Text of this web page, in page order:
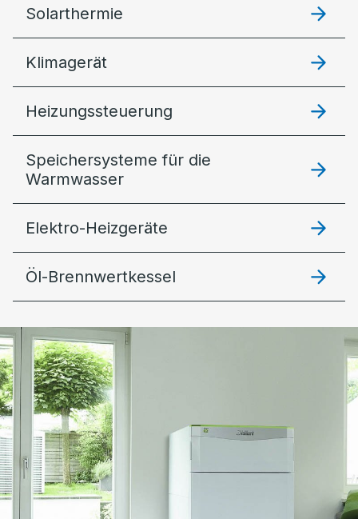
Solarthermie
Klimagerät
Heizungssteuerung
Speichersysteme für die
Warmwasser
Elektro-Heizgeräte
Öl-Brennwertkessel